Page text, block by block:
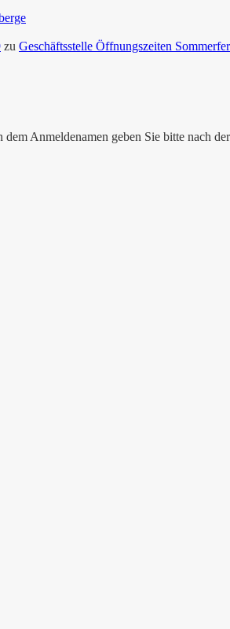
zu Geschäftsstelle Öffnungszeiten
Anmeldenamen geben Sie bitte nach